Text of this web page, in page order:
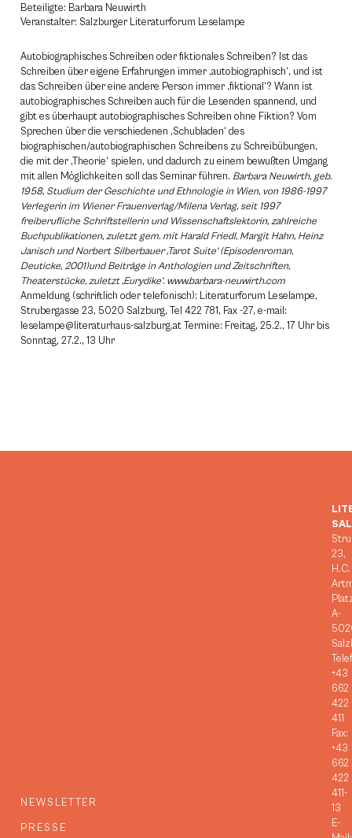
Beteiligte: Barbara Neuwirth
Veranstalter: Salzburger Literaturforum Leselampe
Autobiographisches Schreiben oder fiktionales Schreiben? Ist das
Schreiben über eigene Erfahrungen immer ‚autobiographisch‘, und ist
das Schreiben über eine andere Person immer ‚fiktional‘? Wann ist
autobiographisches Schreiben auch für die Lesenden spannend, und
gibt es überhaupt autobiographisches Schreiben ohne Fiktion? Vom
Sprechen über die verschiedenen ‚Schubladen‘ des
biographischen/autobiographischen Schreibens zu Schreibübungen,
die mit der ‚Theorie‘ spielen, und dadurch zu einem bewußten Umgang
mit allen Möglichkeiten soll das Seminar führen. Barbara Neuwirth, geb.
1958, Studium der Geschichte und Ethnologie in Wien, von 1986-1997
Verlegerin im Wiener Frauenverlag/Milena Verlag, seit 1997
freiberufliche Schriftstellerin und Wissenschaftslektorin, zahlreiche
Buchpublikationen, zuletzt gem. mit Harald Friedl, Margit Hahn, Heinz
Janisch und Norbert Silberbauer ‚Tarot Suite‘ (Episodenroman,
Deuticke, 2001)und Beiträge in Anthologien und Zeitschriften,
Theaterstücke, zuletzt ‚Eurydike‘. www.barbara-neuwirth.com
Anmeldung (schriftlich oder telefonisch): Literaturforum Leselampe,
Strubergasse 23, 5020 Salzburg, Tel 422 781, Fax -27, e-mail:
leselampe@literaturhaus-salzburg.at Termine: Freitag, 25.2., 17 Uhr bis
Sonntag, 27.2., 13 Uhr
NEWSLETTER
PRESSE
23,
H.C.
A-
+43
662
422
411
Fax:
+43
662
422
411-
13
E-